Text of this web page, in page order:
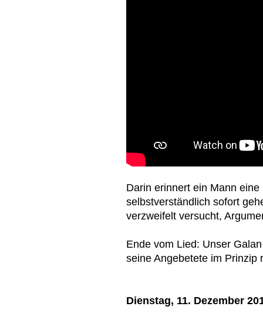
Darin erinnert ein Mann
selbstverständlich sofort
verzweifelt versucht,
Ende vom Lied: Unser
seine Angebetete im
Dienstag, 11. Dezember